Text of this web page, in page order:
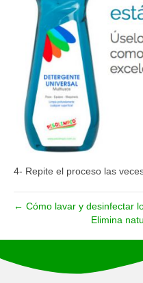
4- Repite el proceso las
← Cómo lavar y desinfectar
Elimina